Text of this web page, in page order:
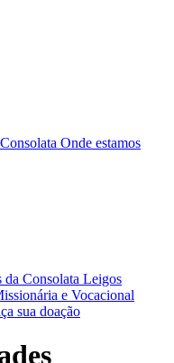
Consolata Onde estamos
da Consolata Leigos
e Vocacional
sua doação